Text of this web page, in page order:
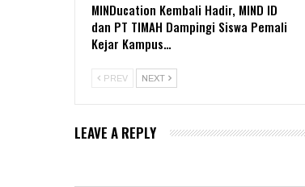
MINDucation Kembali Hadir, MIND ID
dan PT TIMAH Dampingi Siswa Pemali
Kejar Kampus…
PREV NEXT
LEAVE A REPLY